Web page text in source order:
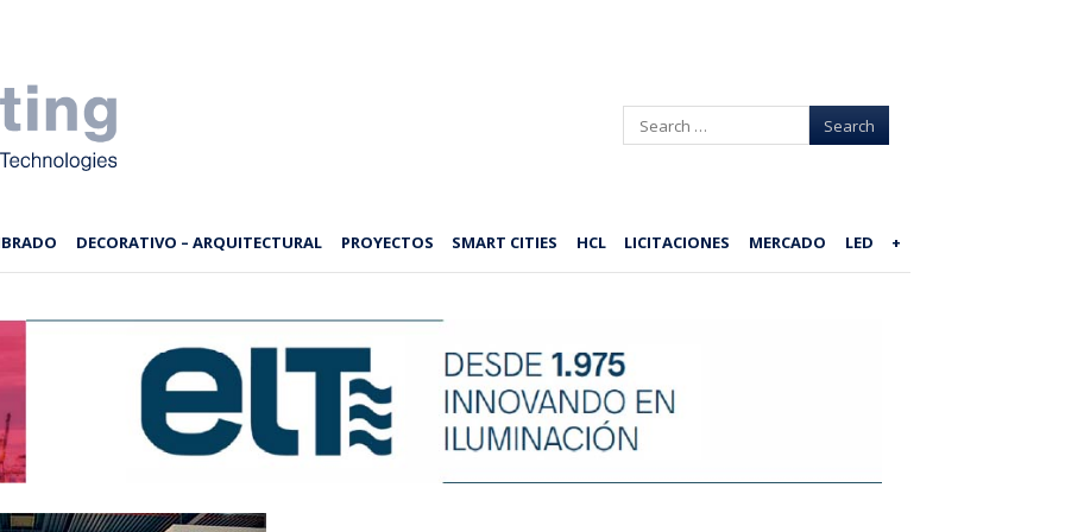
Search
DECORATIVO – ARQUITECTURAL PROYECTOS SMART CITIES HCL LICITACIONES MERCADO LED +